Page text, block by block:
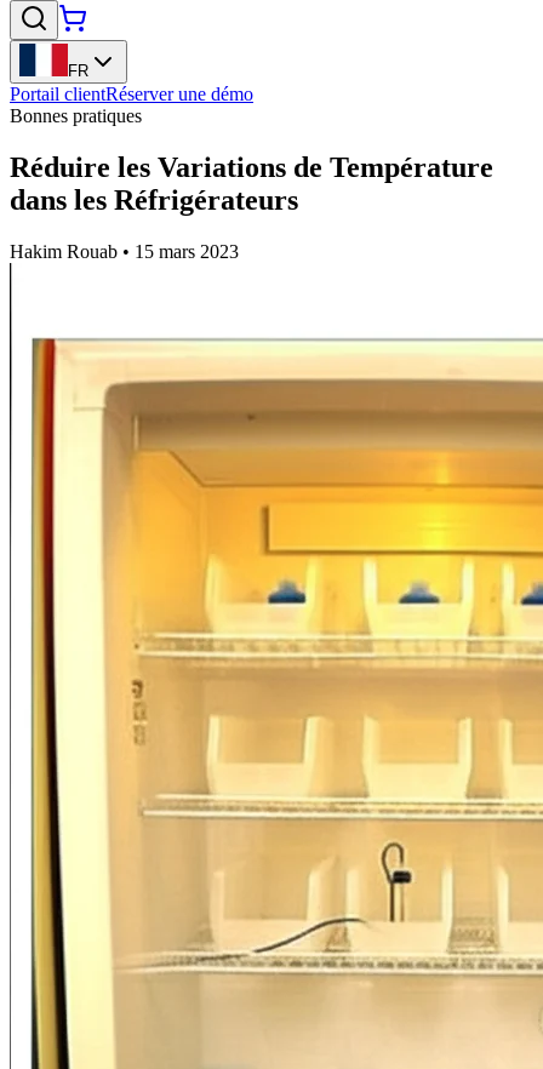
FR
Portail clientRéserver une démo
Bonnes pratiques
Réduire les Variations de Température
dans les Réfrigérateurs
Hakim Rouab • 15 mars 2023